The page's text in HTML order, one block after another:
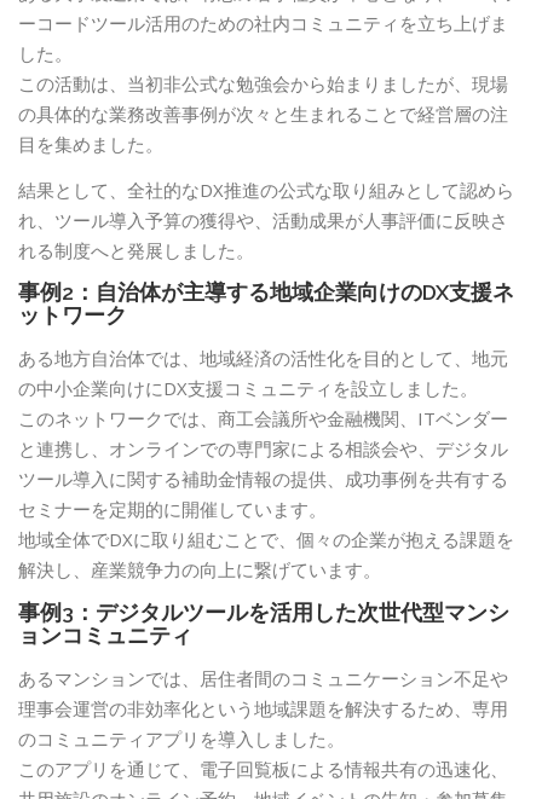
ーコードツール活用のための社内コミュニティを立ち上げま
した。
この活動は、当初非公式な勉強会から始まりましたが、現場
の具体的な業務改善事例が次々と生まれることで経営層の注
目を集めました。
結果として、全社的なDX推進の公式な取り組みとして認めら
れ、ツール導入予算の獲得や、活動成果が人事評価に反映さ
れる制度へと発展しました。
事例2：自治体が主導する地域企業向けのDX支援ネ
ットワーク
ある地方自治体では、地域経済の活性化を目的として、地元
の中小企業向けにDX支援コミュニティを設立しました。
このネットワークでは、商工会議所や金融機関、ITベンダー
と連携し、オンラインでの専門家による相談会や、デジタル
ツール導入に関する補助金情報の提供、成功事例を共有する
セミナーを定期的に開催しています。
地域全体でDXに取り組むことで、個々の企業が抱える課題を
解決し、産業競争力の向上に繋げています。
事例3：デジタルツールを活用した次世代型マンシ
ョンコミュニティ
あるマンションでは、居住者間のコミュニケーション不足や
理事会運営の非効率化という地域課題を解決するため、専用
のコミュニティアプリを導入しました。
このアプリを通じて、電子回覧板による情報共有の迅速化、